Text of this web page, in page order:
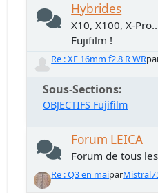
Hybrides
X10, X100, X-
Fujifilm !
Re : XF 16mm f2.8 R WR
Sous-Sections
OBJECTIFS Fujifilm
Forum LEICA
Forum de tous
Re : Q3 en maipar